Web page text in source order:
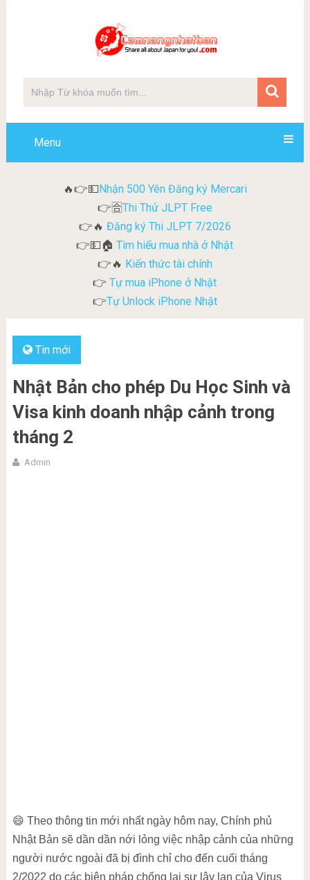
Menu
🔥👉💵Nhận 500 Yên Đăng ký Mercari
👉🈴Thi Thử JLPT Free
👉🔥 Đăng ký Thi JLPT 7/2026
👉💵🏠Tìm hiểu mua nhà ở Nhật
👉🔥 Kiến thức tài chính
👉 Tự mua iPhone ở Nhật
👉Tự Unlock iPhone Nhật
Tin mới
Nhật Bản cho phép Du Học Sinh và
Visa kinh doanh nhập cảnh trong
tháng 2
Admin
😄 Theo thông tin mới nhất ngày hôm nay, Chính phủ
Nhật Bản sẽ dần dần nới lỏng việc nhập cảnh của những
người nước ngoài đã bị đình chỉ cho đến cuối tháng
2/2022 do các biện pháp chống lại sự lây lan của Virus